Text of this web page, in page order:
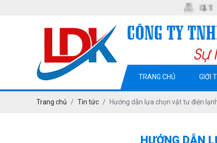
QL13. KP2. P.
TRANG CHỦ GIỚI
Trang chủ Tin tức Hướng dẫn lựa chọn vật tư điện
HƯỚNG DẪN